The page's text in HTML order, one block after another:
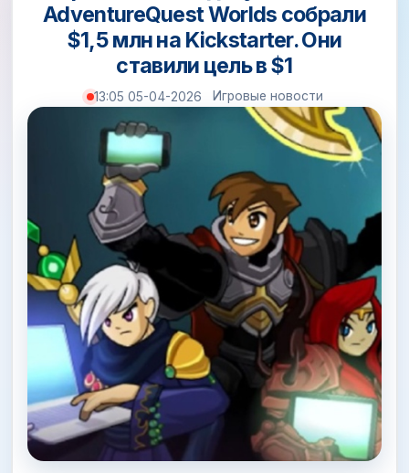
AdventureQuest Worlds собрали
$1,5 млн на Kickstarter. Они
ставили цель в $1
13:05 05-04-2026 Игровые новости